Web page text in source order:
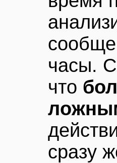
часы.
что
сразу